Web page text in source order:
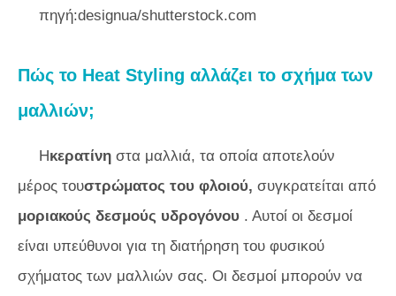
πηγή:designua/shutterstock.com
Πώς το Heat Styling αλλάζει το σχήμα των
μαλλιών;
Ηκερατίνη στα μαλλιά, τα οποία αποτελούν
μέρος τουστρώματος του φλοιού, συγκρατείται από
μοριακούς δεσμούς υδρογόνου . Αυτοί οι δεσμοί
είναι υπεύθυνοι για τη διατήρηση του φυσικού
σχήματος των μαλλιών σας. Οι δεσμοί μπορούν να